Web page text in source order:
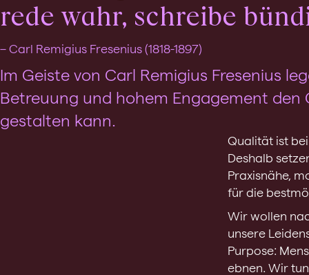
rede wahr, schreibe
– Carl Remigius Fresenius (1818-1897)
Im Geiste von Carl Remigius Fresenius
Betreuung und hohem Engagement den
gestalten kann.
Qualität ist
Deshalb
Praxisnähe,
für die
Wir wollen
unsere
Purpose:
ebnen. Wir